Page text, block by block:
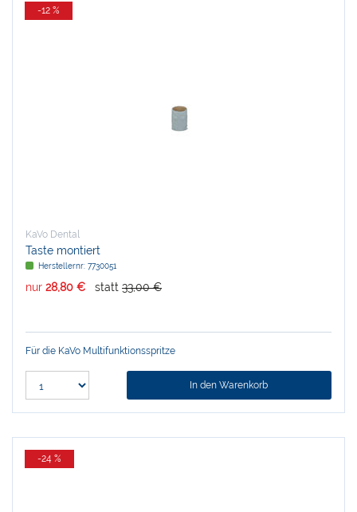
-12 %
KaVo Dental
Taste montiert
Herstellernr: 7730051
nur 28,80 € statt 33,00 €
Für die KaVo Multifunktionsspritze
In den Warenkorb
-24 %